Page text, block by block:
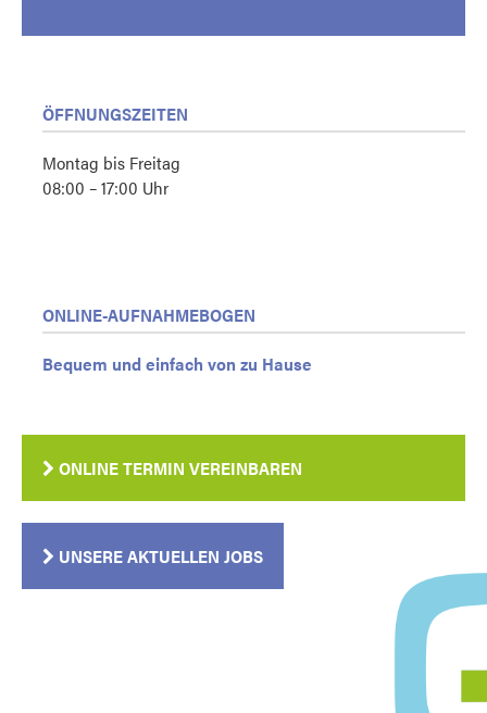
ÖFFNUNGSZEITEN
Montag bis Freitag
08:00 – 17:00 Uhr
ONLINE-AUFNAHMEBOGEN
Bequem und einfach von zu Hause
ONLINE TERMIN VEREINBAREN
UNSERE AKTUELLEN JOBS